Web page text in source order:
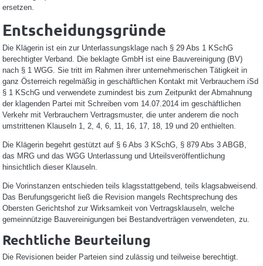
ersetzen.
Entscheidungsgründe
Die Klägerin ist ein zur Unterlassungsklage nach § 29 Abs 1 KSchG
berechtigter Verband. Die beklagte GmbH ist eine Bauvereinigung (BV)
nach § 1 WGG. Sie tritt im Rahmen ihrer unternehmerischen Tätigkeit in
ganz Österreich regelmäßig in geschäftlichen Kontakt mit Verbrauchern iSd
§ 1 KSchG und verwendete zumindest bis zum Zeitpunkt der Abmahnung
der klagenden Partei mit Schreiben vom 14.07.2014 im geschäftlichen
Verkehr mit Verbrauchern Vertragsmuster, die unter anderem die noch
umstrittenen Klauseln 1, 2, 4, 6, 11, 16, 17, 18, 19 und 20 enthielten.
Die Klägerin begehrt gestützt auf § 6 Abs 3 KSchG, § 879 Abs 3 ABGB,
das MRG und das WGG Unterlassung und Urteilsveröffentlichung
hinsichtlich dieser Klauseln.
Die Vorinstanzen entschieden teils klagsstattgebend, teils klagsabweisend.
Das Berufungsgericht ließ die Revision mangels Rechtsprechung des
Obersten Gerichtshof zur Wirksamkeit von Vertragsklauseln, welche
gemeinnützige Bauvereinigungen bei Bestandverträgen verwendeten, zu.
Rechtliche Beurteilung
Die Revisionen beider Parteien sind zulässig und teilweise berechtigt.